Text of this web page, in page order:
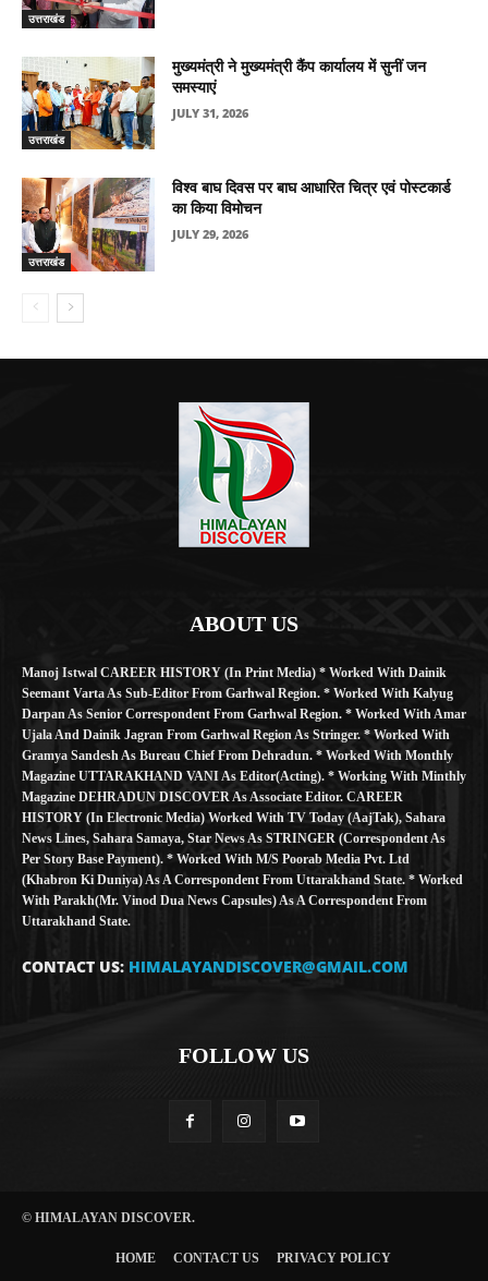
उत्तराखंड
उत्तराखंड
मुख्यमंत्री ने मुख्यमंत्री कैंप कार्यालय में सुनीं जन
समस्याएं
JULY 31, 2026
उत्तराखंड
विश्व बाघ दिवस पर बाघ आधारित चित्र एवं पोस्टकार्ड
का किया विमोचन
JULY 29, 2026
ABOUT US
Manoj Istwal CAREER HISTORY (in Print Media) * Worked With Dainik
Seemant Varta As Sub-Editor From Garhwal Region. * Worked With Kalyug
Darpan As Senior Correspondent From Garhwal Region. * Worked With Amar
Ujala And Dainik Jagran From Garhwal Region As Stringer. * Worked With
Gramya Sandesh As Bureau Chief From Dehradun. * Worked With Monthly
Magazine UTTARAKHAND VANI As Editor(Acting). * Working With Minthly
Magazine DEHRADUN DISCOVER As Associate Editor. CAREER
HISTORY (in Electronic Media) Worked With TV Today (AajTak), Sahara
News Lines, Sahara Samaya, Star News As STRINGER (Correspondent As
Per Story Base Payment). * Worked With M/S Poorab Media Pvt. Ltd
(Khabron Ki Duniya) As A Correspondent From Uttarakhand State. * Worked
With Parakh(Mr. Vinod Dua News Capsules) As A Correspondent From
Uttarakhand State.
CONTACT US: HIMALAYANDISCOVER@GMAIL.COM
FOLLOW US
© HIMALAYAN DISCOVER.
HOME CONTACT US PRIVACY POLICY